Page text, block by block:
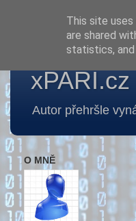
xPARI.cz
Autor přehršle
O MNĚ
This site
are shared
statistics,